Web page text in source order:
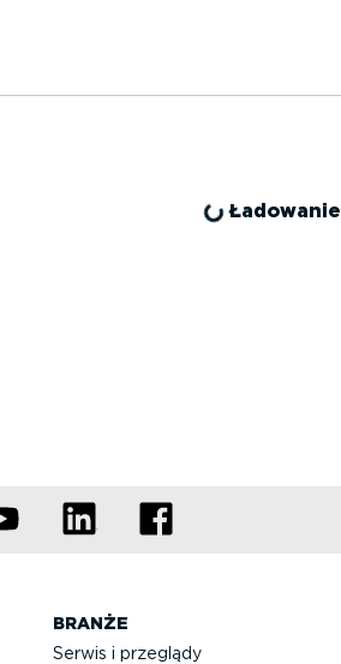
Ładowanie
BRANŻE
Serwis i przeglądy